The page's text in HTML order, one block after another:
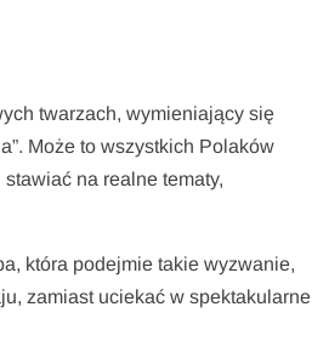
twarzach, wymieniający się
Może to wszystkich Polaków
na realne tematy,
która podejmie takie wyzwanie,
zamiast uciekać w spektakularne